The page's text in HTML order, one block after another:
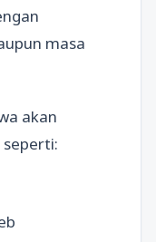
masa
akan